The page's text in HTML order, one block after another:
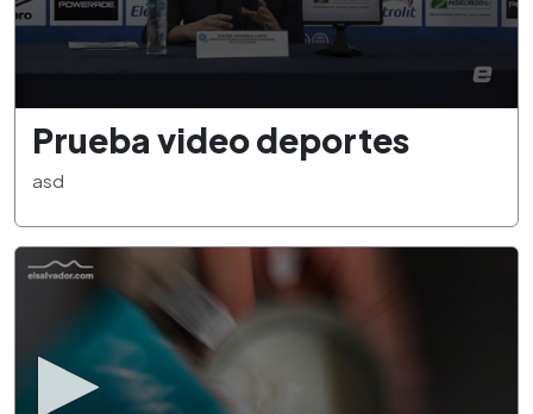
seconds
minutes,
seconds
Prueba video deportes
asd